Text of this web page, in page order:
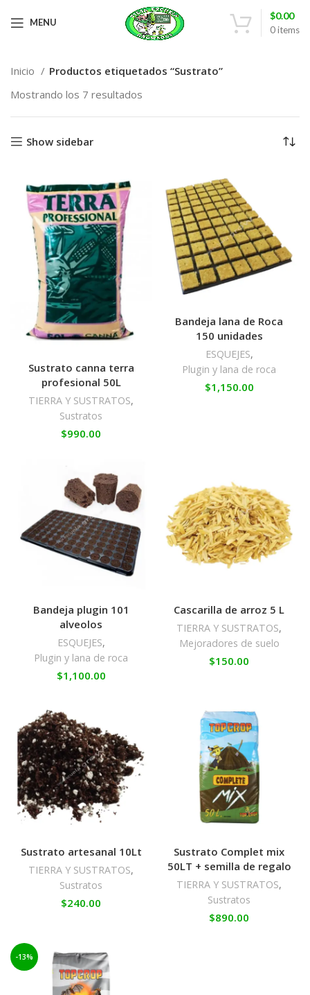
MENU
0items
$0.00
Inicio
Productos etiquetados “Sustrato”
Mostrando los 7 resultados
Show sidebar
Sustrato canna terra
profesional 50L
TIERRA Y SUSTRATOS,
Sustratos
$990.00
Bandeja lana de Roca
150 unidades
ESQUEJES,
Plugin y lana de roca
$1,150.00
Bandeja plugin 101
alveolos
ESQUEJES,
Plugin y lana de roca
$1,100.00
Cascarilla de arroz 5 L
TIERRA Y SUSTRATOS,
Mejoradores de suelo
$150.00
Sustrato artesanal 10Lt
TIERRA Y SUSTRATOS,
Sustratos
$240.00
Sustrato Complet mix
50LT + semilla de regalo
TIERRA Y SUSTRATOS,
Sustratos
$890.00
-13%